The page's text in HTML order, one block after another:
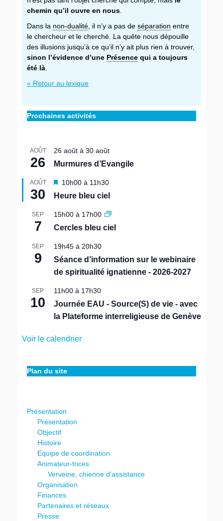
chemin qu’il ouvre en nous
Dans la non-dualité , il n’y a pas de séparation entre
le chercheur et le cherché. La quête nous dépouille
des illusions jusqu’à ce qu’il n’y ait plus rien à trouver,
sinon l’évidence d’une Présence qui a toujours
été là
« Retour au lexique
Prochaines activités
AOÛT
26
26 août à 30 août
Murmures d’Evangile
AOÛT
30
M
s
e
a
a
n
10h00 à 11h30
Heure bleu ciel
SEP
7
15h00 à 17h00
Cercles bleu ciel
SEP
9
19h45 à 20h30
Séance d’information sur le webinaire
de spiritualité ignatienne - 2026-2027
SEP
10
11h00 à 17h30
Journée EAU - Source(S) de vie - avec
la Plateforme interreligieuse de Genève
Voir le calendrier
Plan du site
Présentation
Présentation
Objectif
Histoire
Equipe de coordination
Animateur-trices
Verveine, chienne d’assistance
Organisation
Finances
Partenaires et réseaux
Presse